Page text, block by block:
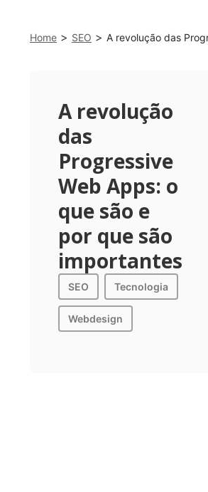
Home > SEO > A revolução das
A revolução
das
Progressive
Web Apps: o
que são e
por que são
importantes
SEO Tecnologia
Webdesign